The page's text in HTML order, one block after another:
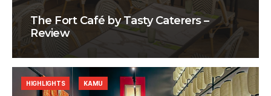
The Fort Café by Tasty Caterers –
Review
HIGHLIGHTS KAMU